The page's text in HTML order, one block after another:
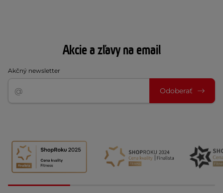
Akcie a zľavy na email
Akčný newsletter
Odoberať